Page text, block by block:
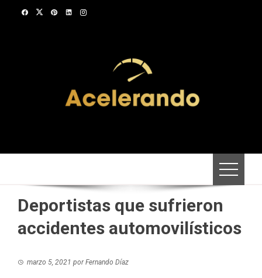
Deportistas que sufrieron
accidentes automovilísticos
marzo 5, 2021 porFernando Díaz